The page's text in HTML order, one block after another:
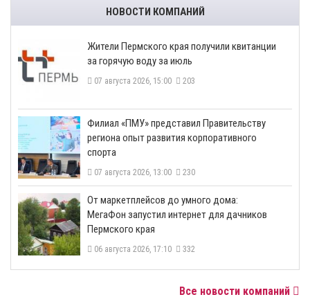
НОВОСТИ КОМПАНИЙ
​Жители Пермского края получили квитанции
за горячую воду за июль
07 августа 2026, 15:00 203
​Филиал «ПМУ» представил Правительству
региона опыт развития корпоративного
спорта
07 августа 2026, 13:00 230
От маркетплейсов до умного дома:
МегаФон запустил интернет для дачников
Пермского края
06 августа 2026, 17:10 332
Все новости компаний